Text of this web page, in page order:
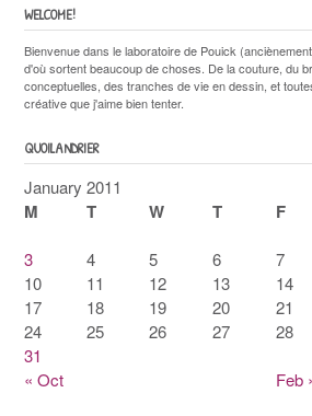
WELCOME!
Bienvenue dans le laboratoire de Pouick
d'où sortent beaucoup de choses. De la couture, du
conceptuelles, des tranches de vie en dessin, et
créative que j'aime bien tenter.
QUOILANDRIER
January 2011
M T W T F
« Oct Feb
3
4 5 6 7
10
11 12 13 14
17
18 19 20 21
24
25 26 27 28
31